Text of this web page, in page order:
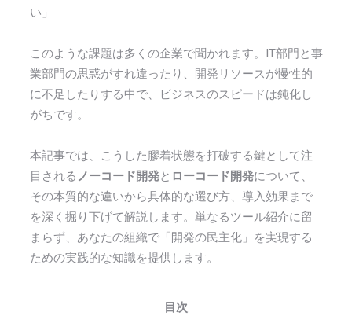
い」
このような課題は多くの企業で聞かれます。IT部門と事
業部門の思惑がすれ違ったり、開発リソースが慢性的
に不足したりする中で、ビジネスのスピードは鈍化し
がちです。
本記事では、こうした膠着状態を打破する鍵として注
目される ノーコード開発と ローコード開発について、
その本質的な違いから具体的な選び方、導入効果まで
を深く掘り下げて解説します。単なるツール紹介に留
まらず、あなたの組織で「開発の民主化」を実現する
ための実践的な知識を提供します。
目次